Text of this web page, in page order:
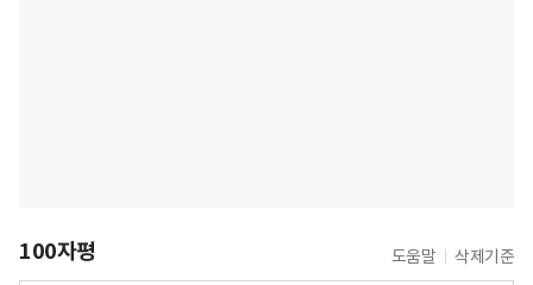
100자평 도움말 삭제기준